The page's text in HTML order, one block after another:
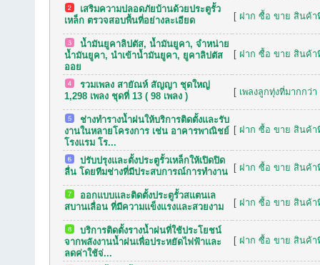
เสริมความปลอดภัยบ้านด้วยประตูรั้ว
เหล็ก ตรวจสอบพื้นที่อย่างละเอียด
[ ฝาก ซื้อ ขาย สินค้า
น้ำมันยูคาลิปตัส, น้ำมันยูคา, จำหน่าย
น้ำมันยูคา, นำเข้าน้ำมันยูคา, ยูคาลิปตัส
ออย
[ ฝาก ซื้อ ขาย สินค้า
รวมเพลง สายัณห์ สัญญา ชุดใหญ่
1,298 เพลง ชุดที่ 13 ( 98 เพลง )
[ เพลงลูกทุ่งที่มากกว่า
ช่างทำรางน้ำฝนให้บริการติดตั้งและรับ
งานในหลายโครงการ เช่น อาคารพาณิชย์
โรงแรม โร...
[ ฝาก ซื้อ ขาย สินค้า
ปรับปรุงและตั้งประตูรั้วเหล็กให้เปิดปิด
ลื่น โดยทีมช่างที่มีประสบการณ์การทำงาน
[ ฝาก ซื้อ ขาย สินค้า
ออกแบบและติดตั้งประตูรั้วสแตนเล
สบานเลื่อน ที่มีความแข็งแรงและสวยงาม
[ ฝาก ซื้อ ขาย สินค้า
บริการติดตั้งรางน้ำฝนที่ใช้ประโยชน์
จากพลังงานน้ำฝนเพื่อประหยัดไฟฟ้าและ
ลดค่าใช้จ่...
[ ฝาก ซื้อ ขาย สินค้า